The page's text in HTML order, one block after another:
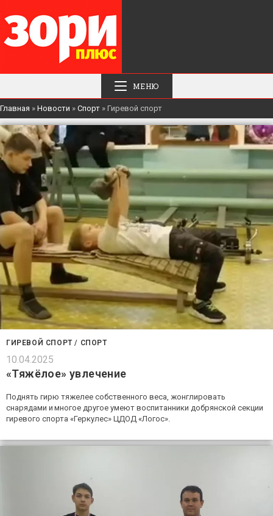
МЕНЮ
Главная » Новости » Спорт » Гиревой спорт
ГИРЕВОЙ СПОРТ/ СПОРТ
10.04.2025
«Тяжёлое» увлечение
Поднять гирю тяжелее собственного веса, жонглировать
снарядами и многое другое умеют воспитанники добрянской секции
гиревого спорта «Геркулес» ЦДОД «Логос».